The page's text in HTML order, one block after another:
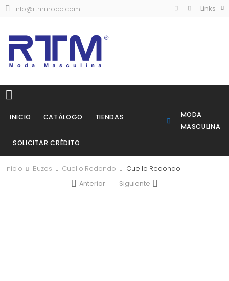
info@rtmmoda.com Links
INICIO CATÁLOGO TIENDAS
SOLICITAR CRÉDITO
MODA
MASCULINA
Inicio Buzos Cuello Redondo
Cuello Redondo
Anterior
Siguiente